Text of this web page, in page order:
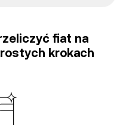
fiat na
krokach